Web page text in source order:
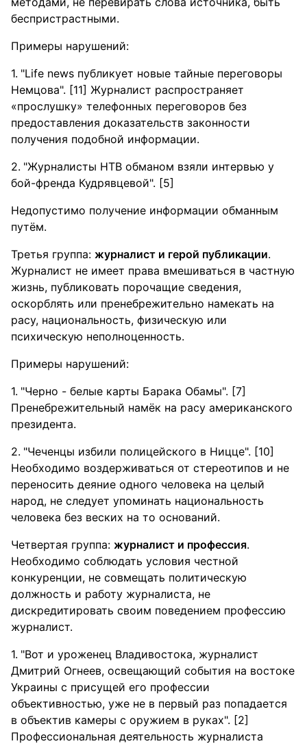
беспристрастными.
Примеры нарушений:
"Life news публикует новые тайные переговоры
Немцова". [11] Журналист распространяет
«прослушку» телефонных переговоров без
предоставления доказательств законности
получения подобной информации.
"Журналисты НТВ обманом взяли интервью у
бой-френда Кудрявцевой". [5]
Недопустимо получение информации обманным
путём.
Третья группа: журналист и герой публикации.
Журналист не имеет права вмешиваться в частную
жизнь, публиковать порочащие сведения,
оскорблять или пренебрежительно намекать на
расу, национальность, физическую или
психическую неполноценность.
Примеры нарушений:
"Черно - белые карты Барака Обамы". [7]
Пренебрежительный намёк на расу американского
президента.
"Чеченцы избили полицейского в Ницце". [10]
Необходимо воздерживаться от стереотипов и не
переносить деяние одного человека на целый
народ, не следует упоминать национальность
человека без веских на то оснований.
Четвертая группа: журналист и профессия.
Необходимо соблюдать условия честной
конкуренции, не совмещать политическую
должность и работу журналиста, не
дискредитировать своим поведением профессию
журналист.
"Вот и уроженец Владивостока, журналист
Дмитрий Огнеев, освещающий события на востоке
Украины с присущей его профессии
объективностью, уже не в первый раз попадается
в объектив камеры с оружием в руках". [2]
Профессиональная деятельность журналиста